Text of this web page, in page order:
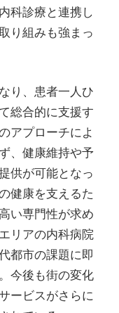
科診療と連携し
り組みも強まっ
り、患者一人ひ
総合的に支援す
アプローチによ
、健康維持や予
供が可能となっ
健康を支えるた
い専門性が求め
リアの内科病院
都市の課題に即
今後も街の変化
ービスがさらに